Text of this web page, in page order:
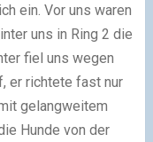
ein. Vor uns waren
uns in Ring 2 die
fiel uns wegen
er richtete fast nur
gelangweitem
Hunde von der